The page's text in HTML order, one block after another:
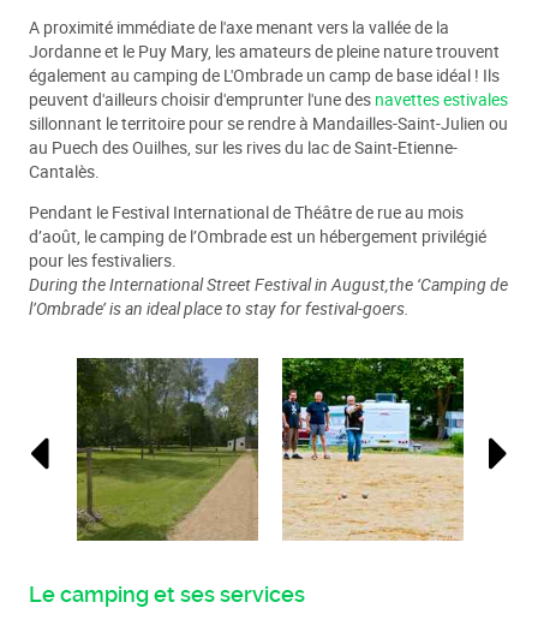
A proximité immédiate de l'axe menant vers la vallée de la
Jordanne et le Puy Mary, les amateurs de pleine nature trouvent
également au camping de L'Ombrade un camp de base idéal ! Ils
peuvent d'ailleurs choisir d'emprunter l'une des navettes estivales
sillonnant le territoire pour se rendre à Mandailles-Saint-Julien ou
au Puech des Ouilhes, sur les rives du lac de Saint-Etienne-
Cantalès.
Pendant le Festival International de Théâtre de rue au mois
d’août, le camping de l’Ombrade est un hébergement privilégié
pour les festivaliers.
During the International Street Festival in August,the ‘Camping de
l’Ombrade’ is an ideal place to stay for festival-goers.
Le camping et ses services